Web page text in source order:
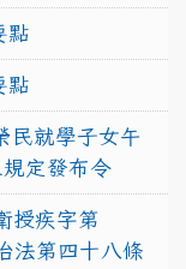
點
點
民就學子女午
定發布令
授疾字第
法第四十八條